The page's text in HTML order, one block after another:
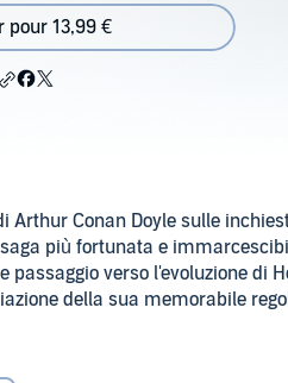
pour 13,99 €
Arthur Conan Doyle sulle
più fortunata e
verso l'evoluzione di
della sua memorabile
essere la verità").